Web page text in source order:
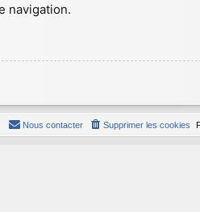
navigation.
Supprimer les cookies
Nous contacter